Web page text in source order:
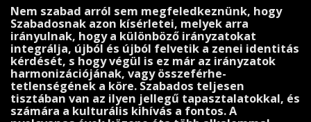
Nem szabad arról sem megfeledkeznünk, hogy
Szabadosnak azon kísérletei, melyek arra
irányulnak, hogy a különböző irányzatokat
integrálja, újból és újból felvetik a zenei iden­titás
kérdését, s hogy végül is ez már az irányzatok
harmonizációjának, vagy össze­férhe­
tetlenségének a köre. Szabados teljesen
tisztában van az ilyen jellegű tapasztalatokkal, és
számára a kul­turális kihívás a fontos. A